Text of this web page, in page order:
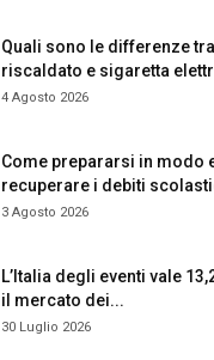
Quali sono le differenze
riscaldato e sigaretta
4 Agosto 2026
Come prepararsi in modo
recuperare i debiti
3 Agosto 2026
L’Italia degli eventi vale
il mercato dei...
30 Luglio 2026